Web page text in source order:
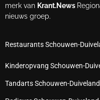
merk van Krant.News
nieuws groep.
Restaurants Schouwen-
Kinderopvang Schouwen-
Tandarts Schouwen-Duiveland